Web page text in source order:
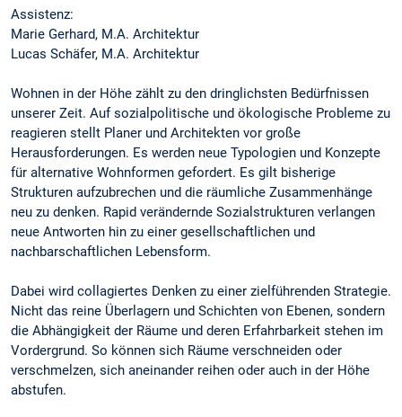
Assistenz:
Marie Gerhard, M.A. Architektur
Lucas Schäfer, M.A. Architektur
Wohnen in der Höhe zählt zu den dringlichsten Bedürfnissen
unserer Zeit. Auf sozialpolitische und ökologische Probleme zu
reagieren stellt Planer und Architekten vor große
Herausforderungen. Es werden neue Typologien und Konzepte
für alternative Wohnformen gefordert. Es gilt bisherige
Strukturen aufzubrechen und die räumliche Zusammenhänge
neu zu denken. Rapid verändernde Sozialstrukturen verlangen
neue Antworten hin zu einer gesellschaftlichen und
nachbarschaftlichen Lebensform.
Dabei wird collagiertes Denken zu einer zielführenden Strategie.
Nicht das reine Überlagern und Schichten von Ebenen, sondern
die Abhängigkeit der Räume und deren Erfahrbarkeit stehen im
Vordergrund. So können sich Räume verschneiden oder
verschmelzen, sich aneinander reihen oder auch in der Höhe
abstufen.